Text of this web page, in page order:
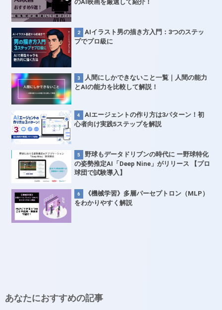
のAI映画を厳選して紹介！
AIイラスト男の描き方入門：3つのステッ
プでプロ級に
人間にしかできないこと一覧｜人間の能力
とAIの能力を比較して解説！
AIエージェントの作り方は3パターン！初
心者向け実践5ステップを解説
野球もデータドリブンの時代に ー野球特化
の姿勢推定AI「Deep Nine」がリリース 【プロ
球団で試験導入】
《機械学習》多層パーセプトロン（MLP）
をわかりやすく解説
あなたにおすすめの記事